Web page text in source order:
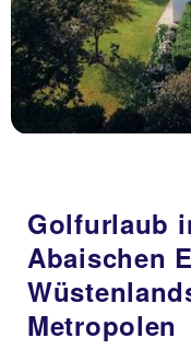
Golfurlaub
Abaischen
Metropolen